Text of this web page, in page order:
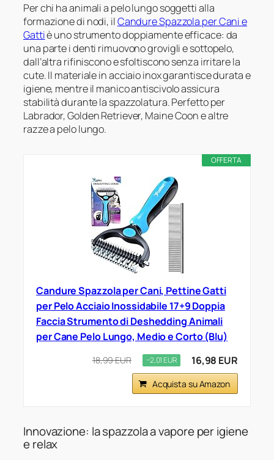
Per chi ha animali a pelo lungo soggetti alla
formazione di nodi, ilCandure Spazzola per Cani e
Gattiè uno strumento doppiamente efficace: da
una parte i denti rimuovono grovigli e sottopelo,
dall’altra rifiniscono e sfoltiscono senza irritare la
cute. Il materiale in acciaio inox garantisce durata e
igiene, mentre il manico antiscivolo assicura
stabilità durante la spazzolatura. Perfetto per
Labrador, Golden Retriever, Maine Coon e altre
razze a pelo lungo.
OFFERTA
Candure Spazzola per Cani, Pettine Gatti
per Pelo Acciaio Inossidabile 17+9 Doppia
Faccia Strumento di Deshedding Animali
per Cane Pelo Lungo, Medio e Corto (Blu)
18,99 EUR −2,01 EUR 16,98 EUR
Acquista su Amazon
Innovazione: la spazzola a vapore per igiene
e relax